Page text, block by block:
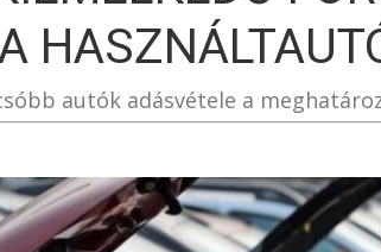
autók adásvétele a